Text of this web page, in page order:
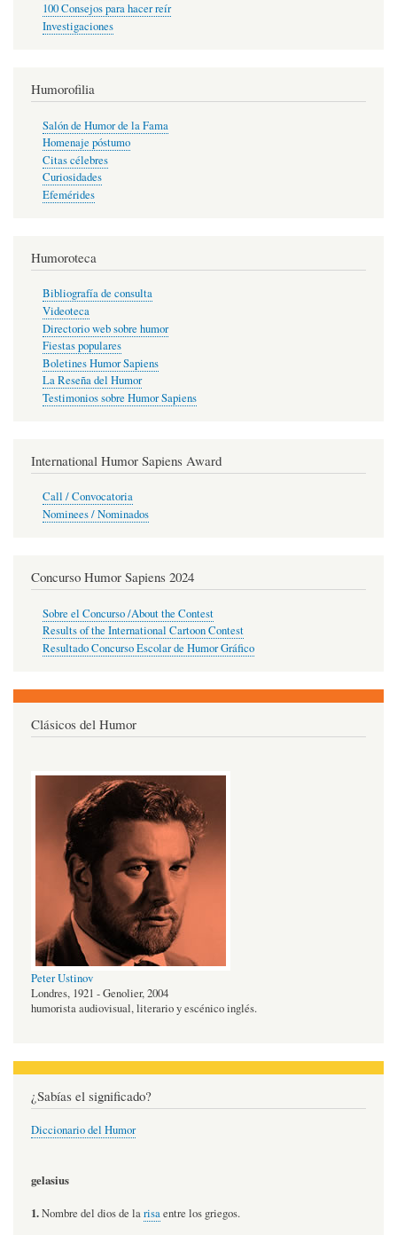
100 Consejos para hacer reír
Investigaciones
Humorofilia
Salón de Humor de la Fama
Homenaje póstumo
Citas célebres
Curiosidades
Efemérides
Humoroteca
Bibliografía de consulta
Videoteca
Directorio web sobre humor
Fiestas populares
Boletines Humor Sapiens
La Reseña del Humor
Testimonios sobre Humor Sapiens
International Humor Sapiens Award
Call / Convocatoria
Nominees / Nominados
Concurso Humor Sapiens 2024
Sobre el Concurso /About the Contest
Results of the International Cartoon Contest
Resultado Concurso Escolar de Humor Gráfico
Clásicos del Humor
Peter Ustinov
Londres, 1921 - Genolier, 2004
humorista audiovisual, literario y escénico inglés.
¿Sabías el significado?
Diccionario del Humor
gelasius
1.Nombre del dios de larisaentre los griegos.